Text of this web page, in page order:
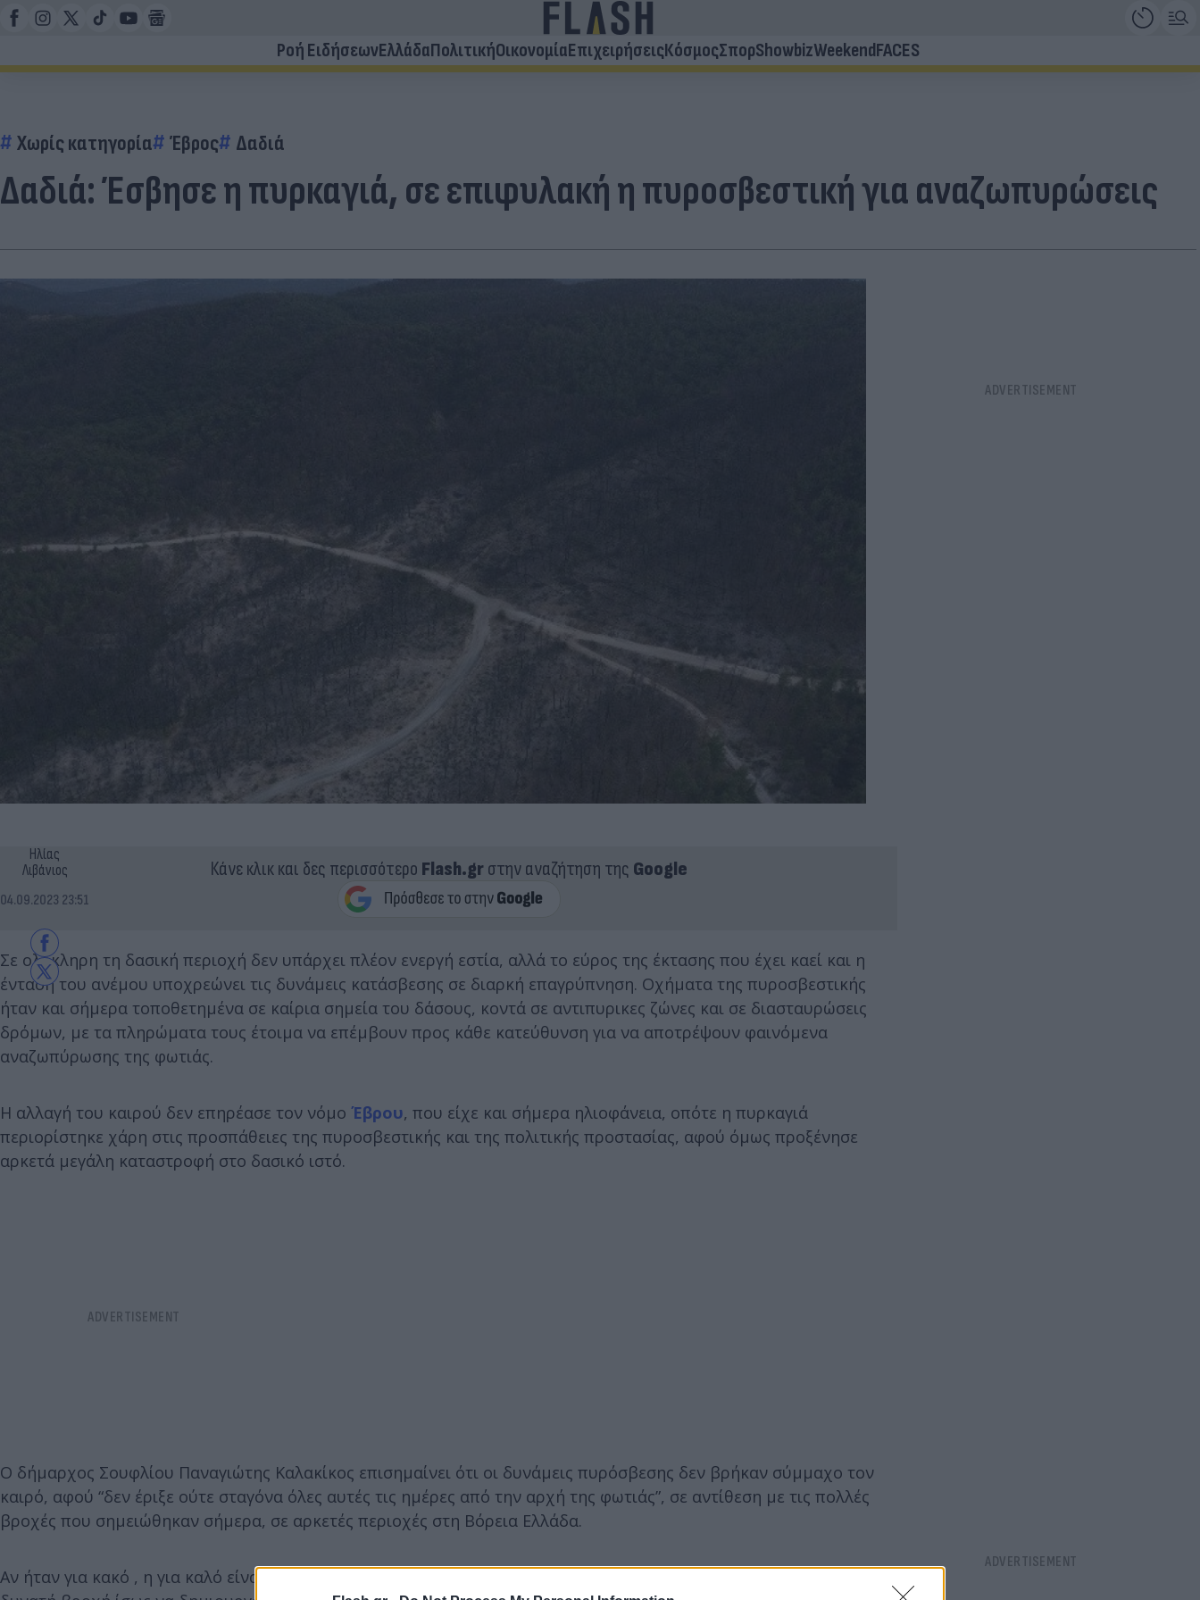
Ροή ΕιδήσεωνΕλλάδαΠολιτικήΟικονομίαΕπιχειρήσειςΚόσμοςΣπορShowbizWeekendFACES
Χωρίς κατηγορία Έβρος Δαδιά
Δαδιά: Έσβησε η πυρκαγιά, σε επιφυλακή η πυροσβεστική για αναζωπυρώσεις
Ηλίας
Λιβάνιος
04.09.2023 23:51
Κάνε κλικ και δες περισσότερο Flash.grστην αναζήτηση της Google
Σε ολόκληρη τη δασική περιοχή δεν υπάρχει πλέον ενεργή εστία, αλλά το εύρος της έκτασης που έχει καεί και η
ένταση του ανέμου υποχρεώνει τις δυνάμεις κατάσβεσης σε διαρκή επαγρύπνηση. Οχήματα της πυροσβεστικής
ήταν και σήμερα τοποθετημένα σε καίρια σημεία του δάσους, κοντά σε αντιπυρικες ζώνες και σε διασταυρώσεις
δρόμων, με τα πληρώματα τους έτοιμα να επέμβουν προς κάθε κατεύθυνση για να αποτρέψουν φαινόμενα
αναζωπύρωσης της φωτιάς.
Η αλλαγή του καιρού δεν επηρέασε τον νόμο Έβρου, που είχε και σήμερα ηλιοφάνεια, οπότε η πυρκαγιά
περιορίστηκε χάρη στις προσπάθειες της πυροσβεστικής και της πολιτικής προστασίας, αφού όμως προξένησε
αρκετά μεγάλη καταστροφή στο δασικό ιστό.
Ο δήμαρχος Σουφλίου Παναγιώτης Καλακίκος επισημαίνει ότι οι δυνάμεις πυρόσβεσης δεν βρήκαν σύμμαχο τον
καιρό, αφού “δεν έριξε ούτε σταγόνα όλες αυτές τις ημέρες από την αρχή της φωτιάς”, σε αντίθεση με τις πολλές
βροχές που σημειώθηκαν σήμερα, σε αρκετές περιοχές στη Βόρεια Ελλάδα.
Αν ήταν για κακό , η για καλό είναι δύσκολο να ειπωθεί, καθώς στην κατάσταση στην οποία είναι τώρα το δάσος μια